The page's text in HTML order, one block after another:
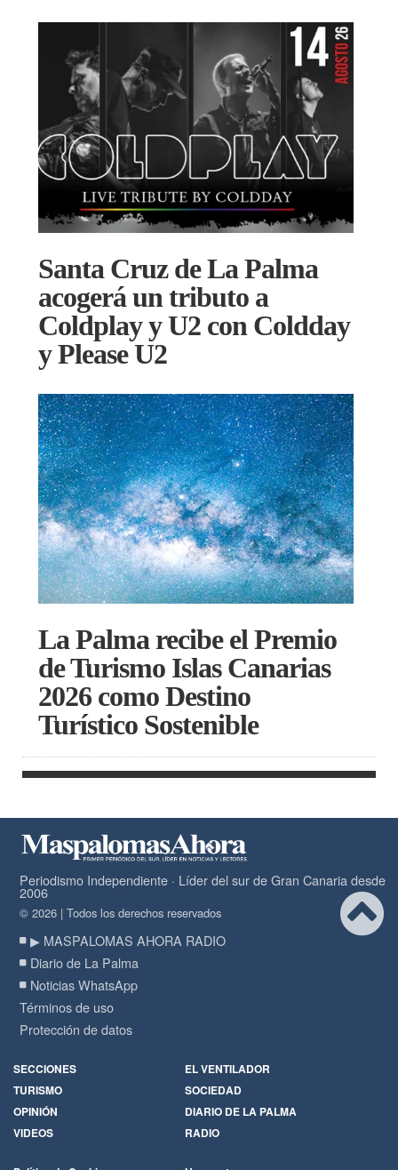
Santa Cruz de La Palma
acogerá un tributo a
Coldplay y U2 con Coldday
y Please U2
La Palma recibe el Premio
de Turismo Islas Canarias
2026 como Destino
Turístico Sostenible
Periodismo Independiente · Líder del sur de Gran Canaria desde
2006
© 2026 | Todos los derechos reservados
▶ MASPALOMAS AHORA RADIO
Diario de La Palma
Noticias WhatsApp
Términos de uso
Protección de datos
SECCIONES
EL VENTILADOR
TURISMO
SOCIEDAD
OPINIÓN
DIARIO DE LA PALMA
VIDEOS
RADIO